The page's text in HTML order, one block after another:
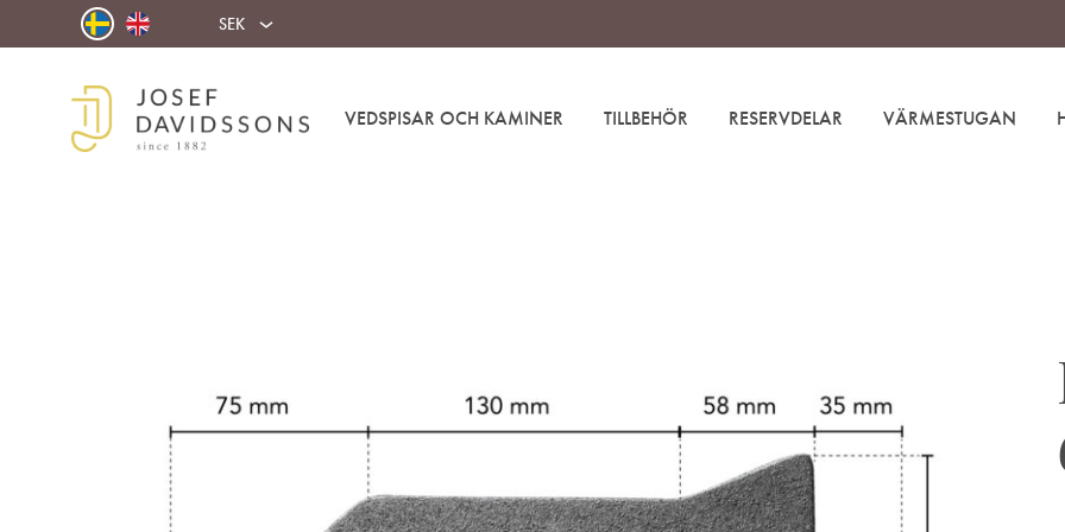
SEK
VEDSPISAR OCH KAMINER TILLBEHÖR RESERVDELAR VÄRMESTUGAN